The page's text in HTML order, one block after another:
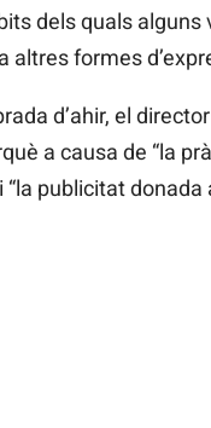
dels quals alguns
altres formes
d’ahir, el
a causa de “la
publicitat donada